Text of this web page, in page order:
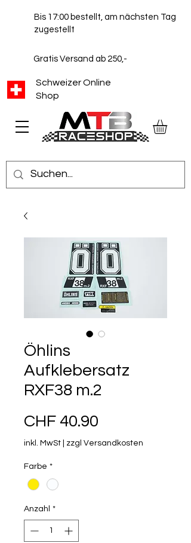
Schweizer Online
Shop
Bis 17:00 bestellt, am nächsten Tag
zugestellt
Gratis Versand ab 250,-
Öhlins
Aufklebersatz
RXF38 m.2
CHF 40.90
inkl. MwSt zzgl Versandkosten
Farbe *
Anzahl *